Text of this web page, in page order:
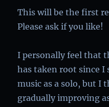
This will be the first
Please ask if you like!
I personally feel that
has taken root since
music as a solo, but I
gradually improving